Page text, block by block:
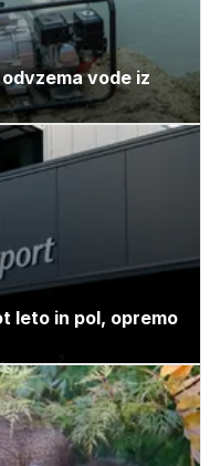
vode iz
leto in pol, opremo